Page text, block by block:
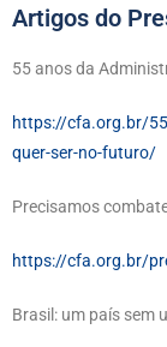
Artigos do
55 anos da
https://cfa.org.br/
quer-ser-no-futuro/
Precisamos
https://cfa.org.br/
Brasil: um país sem